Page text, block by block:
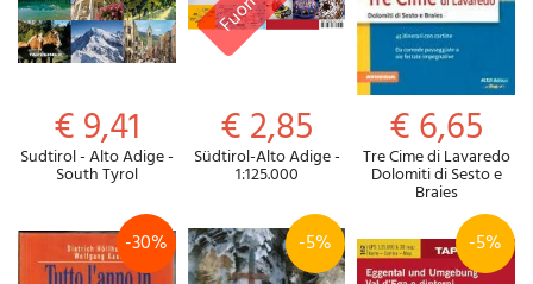
€ 9,41
Sudtirol - Alto Adige -
South Tyrol
€ 2,85
Südtirol-Alto Adige -
1:125.000
€ 6,65
Tre Cime di Lavaredo
Dolomiti di Sesto e
Braies
-30% -5% -5%